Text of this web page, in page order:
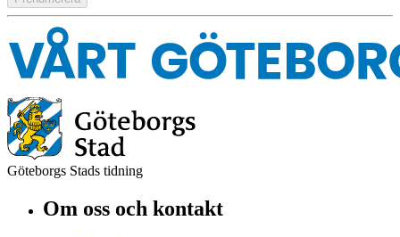
Göteborgs Stads tidning
Om oss och kontakt